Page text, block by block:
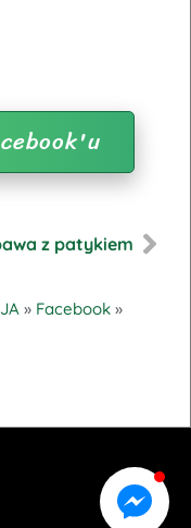
z patykiem
» Facebook »